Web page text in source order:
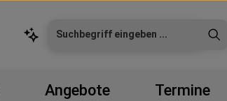
Angebote Termine